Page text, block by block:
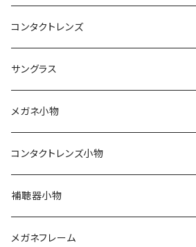
レディース
軽量フレーム
Silhouette（シルエット）
Line Art（ラインアート）
TITANOS（チタノス）
Darwinr（ダーウィン）
コンタクトレンズ
定期便
ワンデー
2ウィーク
ハードコンタクト
カラーコンタクト
サングラス
メガネ小物
期間限定！セリートとプレゼント用袋付き
スカッシー
花粉症対策
コンタクトレンズ小物
ハードコンタクトレンズ用
ソフトコンタクトレンズ用
補聴器小物
メガネフレーム